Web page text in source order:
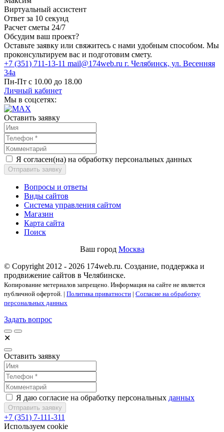
Виртуальный ассистент
Ответ за 10 секунд
Расчет сметы 24/7
Обсудим ваш проект?
Оставьте заявку или свяжитесь с нами удобным способом. Мы
проконсультируем вас и подготовим смету.
+7 (351) 711-13-11 mail@174web.ru г. Челябинск, ул. Весенняя
34а
Пн-Пт с 10.00 до 18.00
Личный кабинет
Мы в соцсетях:
Оставить заявку
Я согласен(на) на обработку персональных данных
Отправить заявку
Вопросы и ответы
Виды сайтов
Система управления сайтом
Магазин
Карта сайта
Поиск
Ваш город Москва
© Copyright 2012 - 2026 174web.ru. Создание, поддержка и
продвижение сайтов в Челябинске.
Копирование метериалов запрещено. Информация на сайте не является
публичной офертой. | Политика приватности | Согласие на обработку
персональных данных
Задать вопрос
✕
Оставить заявку
Я даю согласие на обработку персональных данных
Отправить заявку
+7 (351) 7-111-311
Используем cookie